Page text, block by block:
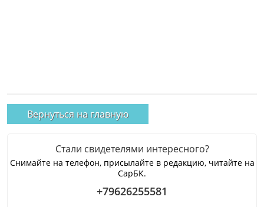
Вернуться на главную
Стали свидетелями интересного?
Снимайте на телефон, присылайте в редакцию, читайте на
СарБК.
+79626255581